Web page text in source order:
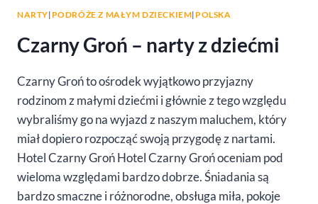
NARTY| PODRÓŻE Z MAŁYM DZIECKIEM| POLSKA
Czarny Groń – narty z dziećmi
Czarny Groń to ośrodek wyjątkowo przyjazny
rodzinom z małymi dziećmi i głównie z tego względu
wybraliśmy go na wyjazd z naszym maluchem, który
miał dopiero rozpocząć swoją przygodę z nartami.
Hotel Czarny Groń Hotel Czarny Groń oceniam pod
wieloma względami bardzo dobrze. Śniadania są
bardzo smaczne i różnorodne, obsługa miła, pokoje